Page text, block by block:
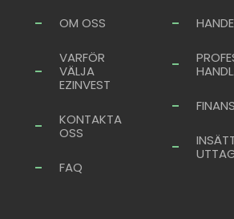
OM OSS
VARFÖR
VÄLJA
EZINVEST
KONTAKTA
OSS
FAQ